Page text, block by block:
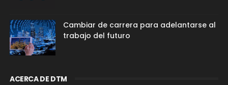
Cambiar de carrera para adelantarse al
trabajo del futuro
ACERCA DE DTM